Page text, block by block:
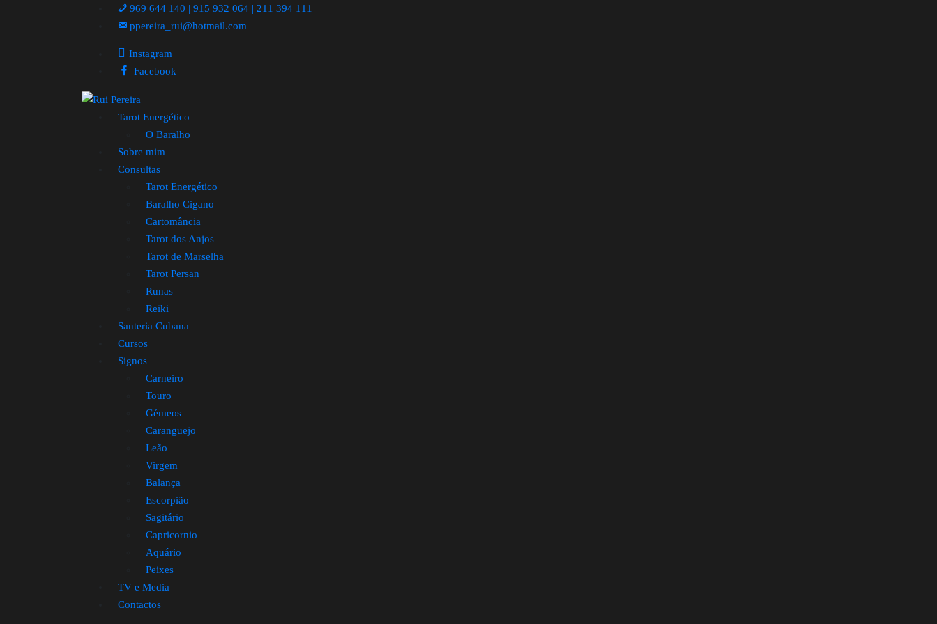
969 644 140 | 915 932 064 | 211 394 111
ppereira_rui@hotmail.com
Instagram
Facebook
Tarot Energético
O Baralho
Sobre mim
Consultas
Tarot Energético
Baralho Cigano
Cartomância
Tarot dos Anjos
Tarot de Marselha
Tarot Persan
Runas
Reiki
Santeria Cubana
Cursos
Signos
Carneiro
Touro
Gémeos
Caranguejo
Leão
Virgem
Balança
Escorpião
Sagitário
Capricornio
Aquário
Peixes
TV e Media
Contactos